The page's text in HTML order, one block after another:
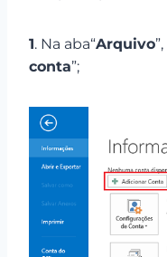
1. Na aba“Arquivo
conta”;